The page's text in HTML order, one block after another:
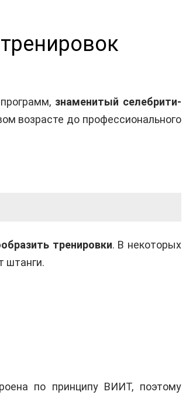
знаменитый селебрити-
возрасте до профессионального
тренировки. В некоторых
штанги.
по принципу ВИИТ, поэтому